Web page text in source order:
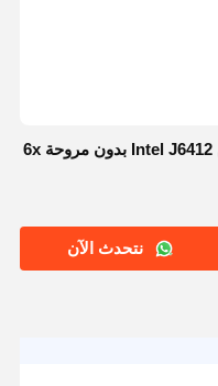
USB3.0 كمبيوتر صناعي صغير مضمن Intel J6412 بدون مروحة 6x
نتحدث الآن